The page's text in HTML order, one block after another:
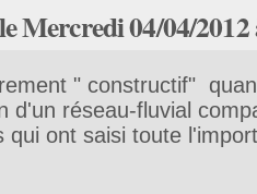
Mercredi 04/04/2012
" constructif"
d'un réseau-fluvial
qui ont saisi toute